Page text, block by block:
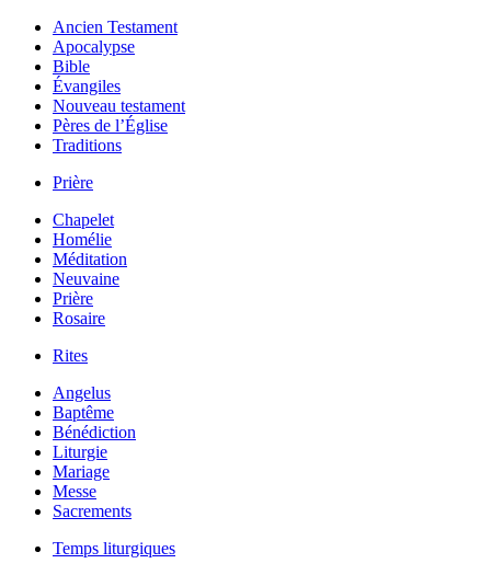
Ancien Testament
Apocalypse
Bible
Évangiles
Nouveau testament
Pères de l’Église
Traditions
Prière
Chapelet
Homélie
Méditation
Neuvaine
Prière
Rosaire
Rites
Angelus
Baptême
Bénédiction
Liturgie
Mariage
Messe
Sacrements
Temps liturgiques